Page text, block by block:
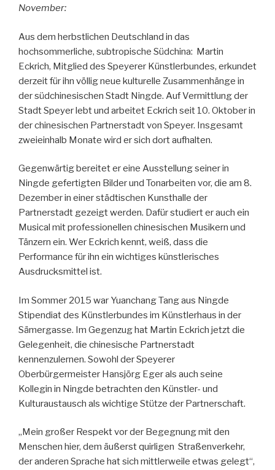
November:
Aus dem herbstlichen Deutschland in das
hochsommerliche, subtropische Südchina: Martin
Eckrich, Mitglied des Speyerer Künstlerbundes, erkundet
derzeit für ihn völlig neue kulturelle Zusammenhänge in
der südchinesischen Stadt Ningde. Auf Vermittlung der
Stadt Speyer lebt und arbeitet Eckrich seit 10. Oktober in
der chinesischen Partnerstadt von Speyer. Insgesamt
zweieinhalb Monate wird er sich dort aufhalten.
Gegenwärtig bereitet er eine Ausstellung seiner in
Ningde gefertigten Bilder und Tonarbeiten vor, die am 8.
Dezember in einer städtischen Kunsthalle der
Partnerstadt gezeigt werden. Dafür studiert er auch ein
Musical mit professionellen chinesischen Musikern und
Tänzern ein. Wer Eckrich kennt, weiß, dass die
Performance für ihn ein wichtiges künstlerisches
Ausdrucksmittel ist.
Im Sommer 2015 war Yuanchang Tang aus Ningde
Stipendiat des Künstlerbundes im Künstlerhaus in der
Sämergasse. Im Gegenzug hat Martin Eckrich jetzt die
Gelegenheit, die chinesische Partnerstadt
kennenzulernen. Sowohl der Speyerer
Oberbürgermeister Hansjörg Eger als auch seine
Kollegin in Ningde betrachten den Künstler- und
Kulturaustausch als wichtige Stütze der Partnerschaft.
„Mein großer Respekt vor der Begegnung mit den
Menschen hier, dem äußerst quirligen Straßenverkehr,
der anderen Sprache hat sich mittlerweile etwas gelegt“,